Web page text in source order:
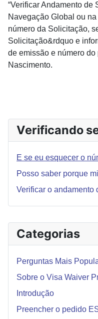
Categorias
Perguntas Mais
Sobre o Visa Waiver
Introdução
Preencher o pedido
“Verificar Andamento de
Navegação Global ou
número da Solicitação,
Solicitação&rdquo e
de emissão e número
Nascimento.
Verificando
E se eu esquecer o
Posso saber porque
Verificar o andamento